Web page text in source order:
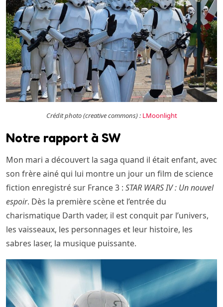
Crédit photo (creative commons) : LMoonlight
Notre rapport à SW
Mon mari a découvert la saga quand il était enfant, avec
son frère ainé qui lui montre un jour un film de science
fiction enregistré sur France 3 : STAR WARS IV : Un nouvel
espoir. Dès la première scène et l’entrée du
charismatique Darth vader, il est conquit par l’univers,
les vaisseaux, les personnages et leur histoire, les
sabres laser, la musique puissante.